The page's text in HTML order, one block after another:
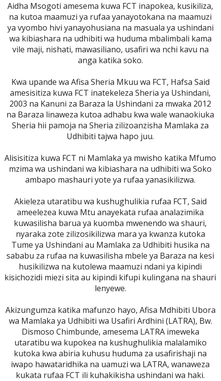
Aidha Msogoti amesema kuwa FCT inapokea, kusikiliza,
na kutoa maamuzi ya rufaa yanayotokana na maamuzi
ya vyombo hivi yanayohusiana na masuala ya ushindani
wa kibiashara na udhibiti wa huduma mbalimbali kama
vile maji, nishati, mawasiliano, usafiri wa nchi kavu na
anga katika soko.
Kwa upande wa Afisa Sheria Mkuu wa FCT, Hafsa Said
amesisitiza kuwa FCT inatekeleza Sheria ya Ushindani,
2003 na Kanuni za Baraza la Ushindani za mwaka 2012
na Baraza linaweza kutoa adhabu kwa wale wanaokiuka
Sheria hii pamoja na Sheria zilizoanzisha Mamlaka za
Udhibiti tajwa hapo juu.
Alisisitiza kuwa FCT ni Mamlaka ya mwisho katika Mfumo
mzima wa ushindani wa kibiashara na udhibiti wa Soko
ambapo mashauri yote ya rufaa yanasikilizwa.
Akieleza utaratibu wa kushughulikia rufaa FCT, Said
ameelezea kuwa Mtu anayekata rufaa analazimika
kuwasilisha barua ya kuomba mwenendo wa shauri,
nyaraka zote zilizosikilizwa mara ya kwanza kutoka
Tume ya Ushindani au Mamlaka za Udhibiti husika na
sababu za rufaa na kuwasilisha mbele ya Baraza na kesi
husikilizwa na kutolewa maamuzi ndani ya kipindi
kisichozidi miezi sita au kipindi kifupi kulingana na shauri
lenyewe.
Akizungumza katika mafunzo hayo, Afisa Mdhibiti Ubora
wa Mamlaka ya Udhibiti wa Usafiri Ardhini (LATRA), Bw.
Dismoso Chimbunde, amesema LATRA imeweka
utaratibu wa kupokea na kushughulikia malalamiko
kutoka kwa abiria kuhusu huduma za usafirishaji na
iwapo hawataridhika na uamuzi wa LATRA, wanaweza
kukata rufaa FCT ili kuhakikisha ushindani wa haki.